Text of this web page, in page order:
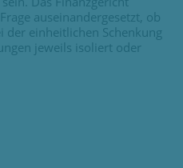
auseinandergesetzt, ob
der einheitlichen Schenkung
jeweils isoliert oder